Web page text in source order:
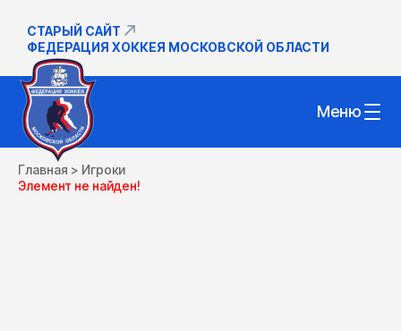
СТАРЫЙ САЙТ
ФЕДЕРАЦИЯ ХОККЕЯ МОСКОВСКОЙ ОБЛАСТИ
Меню
Главная > Игроки
Элемент не найден!